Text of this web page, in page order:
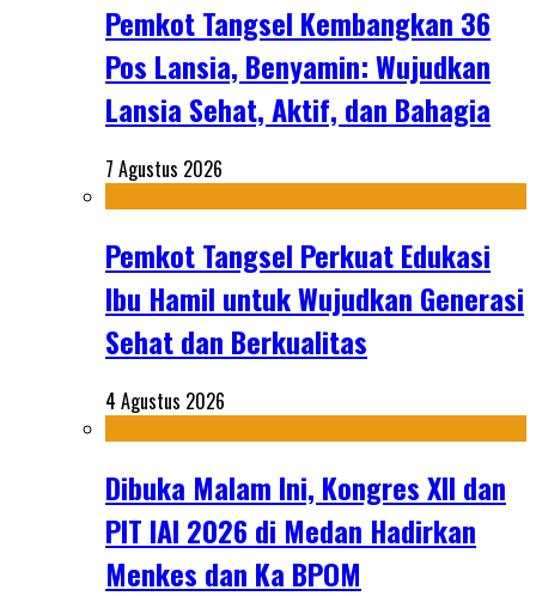
Pemkot Tangsel Kembangkan 36
Pos Lansia, Benyamin: Wujudkan
Lansia Sehat, Aktif, dan Bahagia
7 Agustus 2026
Pemkot Tangsel Perkuat Edukasi
Ibu Hamil untuk Wujudkan Generasi
Sehat dan Berkualitas
4 Agustus 2026
Dibuka Malam Ini, Kongres XII dan
PIT IAI 2026 di Medan Hadirkan
Menkes dan Ka BPOM